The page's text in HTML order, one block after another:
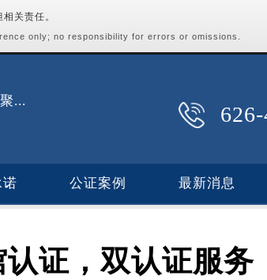
关责任。
only; no responsibility for errors or omissions.
...
诺 公证案例 最新消息
证，双认证服务